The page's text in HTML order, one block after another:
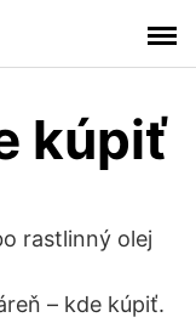
kúpiť
rastlinný olej
– kde kúpiť.